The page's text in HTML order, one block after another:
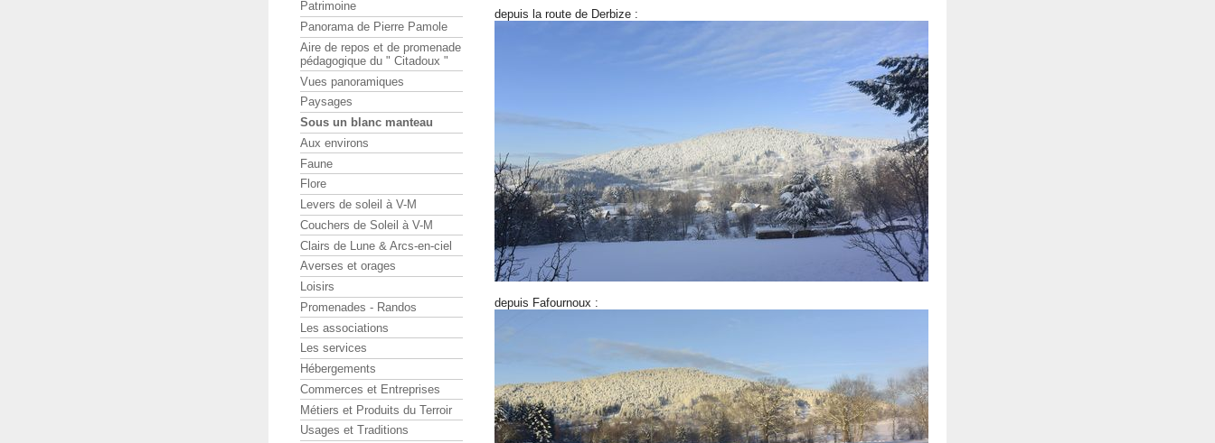
depuis la route de Derbize :
depuis Fafournoux :
Patrimoine
Panorama de Pierre Pamole
Aire de repos et de promenade
pédagogique du " Citadoux "
Vues panoramiques
Paysages
Sous un blanc manteau
Aux environs
Faune
Flore
Levers de soleil à V-M
Couchers de Soleil à V-M
Clairs de Lune & Arcs-en-ciel
Averses et orages
Loisirs
Promenades - Randos
Les associations
Les services
Hébergements
Commerces et Entreprises
Métiers et Produits du Terroir
Usages et Traditions